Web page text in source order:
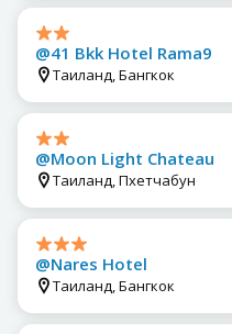
@41 Bkk Hotel Rama9
Таиланд, Бангкок
@Moon Light Chateau
Таиланд, Пхетчабун
@Nares Hotel
Таиланд, Бангкок